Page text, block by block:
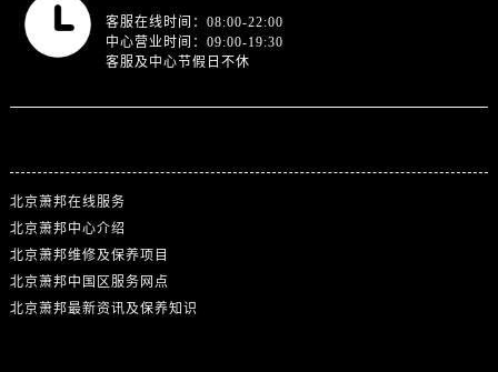
客服在线时间：08:00-22:00
中心营业时间：09:00-19:30
客服及中心节假日不休
北京萧邦在线服务
北京萧邦中心介绍
北京萧邦维修及保养项目
北京萧邦中国区服务网点
北京萧邦最新资讯及保养知识